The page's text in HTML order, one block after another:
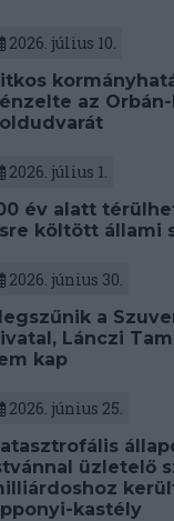
2026. július 10.
az
2026. július 1.
év alatt
költött állami
2026. június 30.
a
Lánczi
kap
2026. június 25.
üzletelő
kastély